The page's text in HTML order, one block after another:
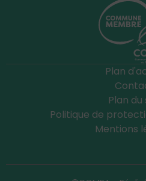
Plan
Plan du
Politique de
Mentions